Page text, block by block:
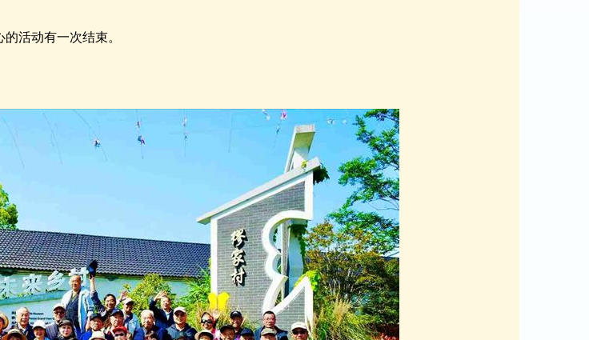
活动有一次结束。